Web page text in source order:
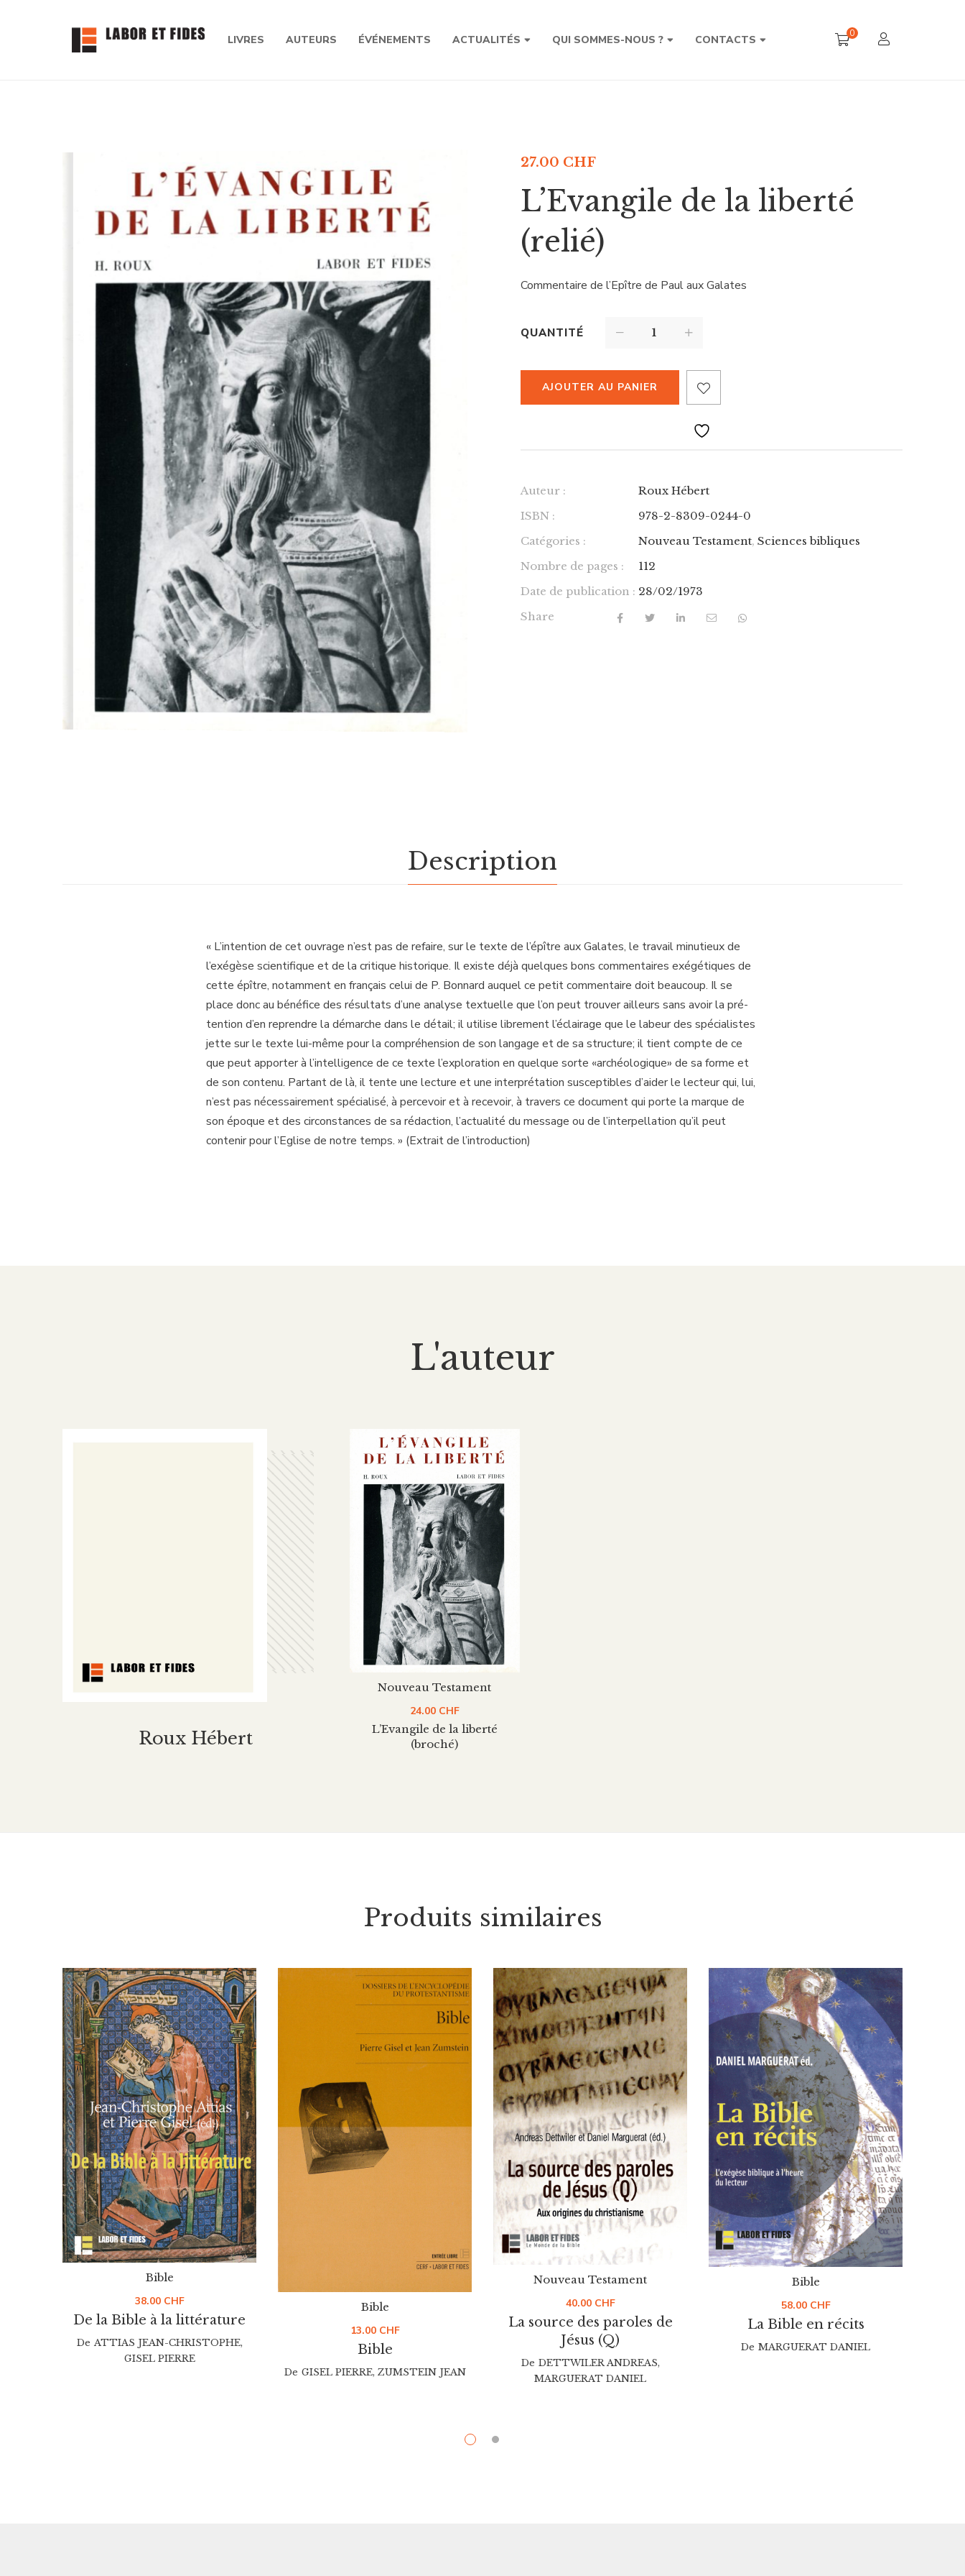
LIVRES AUTEURS ÉVÉNEMENTS ACTUALITÉS QUI SOMMES-NOUS ? CONTACTS 0
27.00 CHF
L’Evangile de la liberté
(relié)
Commentaire de l’Epître de Paul aux Galates
QUANTITÉ
AJOUTER AU PANIER
Auteur :
Roux Hébert
ISBN :
978-2-8309-0244-0
Catégories :
Nouveau Testament,Sciences bibliques
Nombre de pages :
112
Date de publication : 28/02/1973
Share
Description
« L’intention de cet ouvrage n’est pas de refaire, sur le texte de l’épître aux Galates, le travail minutieux de
l’exégèse scientifique et de la critique historique. Il existe déjà quelques bons commentaires exégétiques de
cette épître, notamment en français celui de P. Bonnard auquel ce petit commentaire doit beaucoup. Il se
place donc au bénéfice des résultats d’une analyse textuelle que l’on peut trouver ailleurs sans avoir la pré­
tention d’en reprendre la démarche dans le détail; il utilise librement l’éclairage que le labeur des spécialistes
jette sur le texte lui-même pour la compréhension de son langage et de sa structure; il tient compte de ce
que peut apporter à l’intelligence de ce texte l’exploration en quelque sorte «archéologique» de sa forme et
de son contenu. Partant de là, il tente une lecture et une interprétation susceptibles d’aider le lecteur qui, lui,
n’est pas nécessairement spécialisé, à percevoir et à recevoir, à travers ce document qui porte la marque de
son époque et des circons­tances de sa rédaction, l’actualité du message ou de l’interpellation qu’il peut
contenir pour l’Eglise de notre temps. » (Extrait de l’introduction)
L'auteur
Roux Hébert
L’Evangile de la liberté
(broché)
Nouveau Testament
24.00 CHF
Produits similaires
De la Bible à la littérature
Bible
38.00 CHF
De ATTIAS JEAN-CHRISTOPHE,
GISEL PIERRE
Bible
Bible
13.00 CHF
De GISEL PIERRE, ZUMSTEIN JEAN
La source des paroles de
Jésus (Q)
Nouveau Testament
40.00 CHF
De DETTWILER ANDREAS,
MARGUERAT DANIEL
La Bible en récits
Bible
58.00 CHF
De MARGUERAT DANIEL